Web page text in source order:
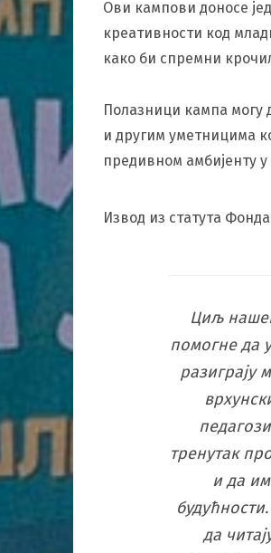
Ови кампови доносе
креативности код
како би спремни
Полазници кампа могу
и другим уметницима
предивном амбијенту
Извод из статута
Циљ
помогне да
разиграју
тренутак
и да
да